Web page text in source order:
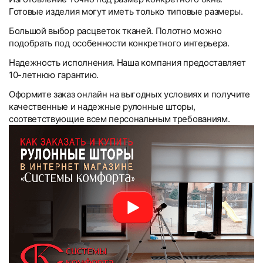
Готовые изделия могут иметь только типовые размеры.
Большой выбор расцветок тканей. Полотно можно
подобрать под особенности конкретного интерьера.
Надежность исполнения. Наша компания предоставляет
10-летнюю гарантию.
Оформите заказ онлайн на выгодных условиях и получите
качественные и надежные рулонные шторы,
соответствующие всем персональным требованиям.